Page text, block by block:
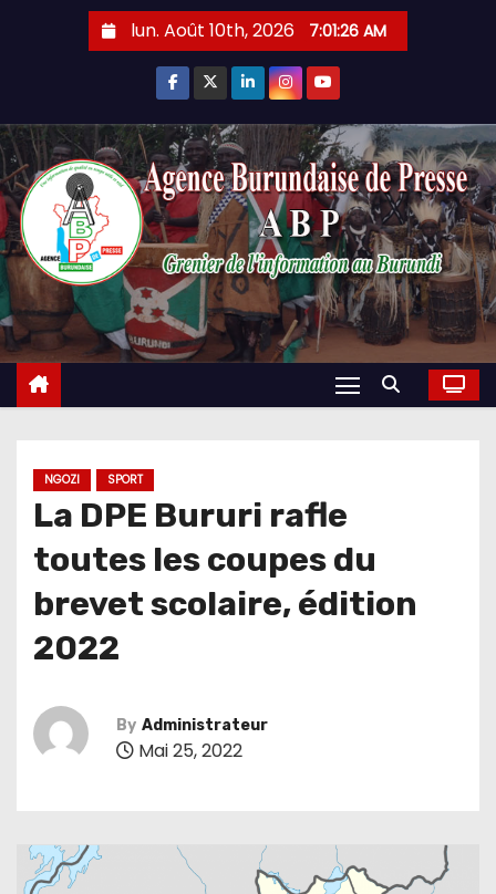
lun. Août 10th, 2026 7:01:27 AM
NGOZI SPORT
La DPE Bururi rafle
toutes les coupes du
brevet scolaire, édition
2022
By Administrateur
Mai 25, 2022